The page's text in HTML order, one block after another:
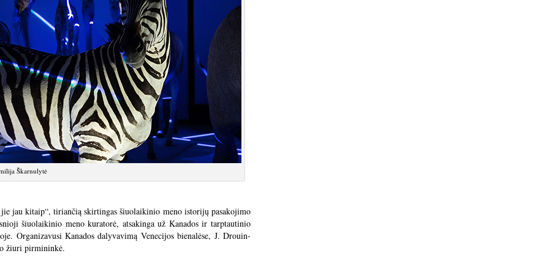
Škarnulytė
jau kitaip“, tiriančią skirtingas šiuolaikinio meno istorijų pasakojimo
šiuolaikinio meno kuratorė, atsakinga už Kanados ir tarptautinio
Organizavusi Kanados dalyvavimą Venecijos bienalėse, J. Drouin-
žiuri pirmininkė.